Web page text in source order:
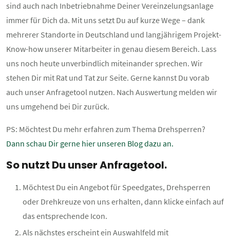
sind auch nach Inbetriebnahme Deiner Vereinzelungsanlage
immer für Dich da. Mit uns setzt Du auf kurze Wege – dank
mehrerer Standorte in Deutschland und langjährigem Projekt-
Know-how unserer Mitarbeiter in genau diesem Bereich. Lass
uns noch heute unverbindlich miteinander sprechen. Wir
stehen Dir mit Rat und Tat zur Seite. Gerne kannst Du vorab
auch unser Anfragetool nutzen. Nach Auswertung melden wir
uns umgehend bei Dir zurück.
PS: Möchtest Du mehr erfahren zum Thema Drehsperren?
Dann schau Dir gerne hier unseren Blog dazu an.
So nutzt Du unser Anfragetool.
Möchtest Du ein Angebot für Speedgates, Drehsperren
oder Drehkreuze von uns erhalten, dann klicke einfach auf
das entsprechende Icon.
Als nächstes erscheint ein Auswahlfeld mit